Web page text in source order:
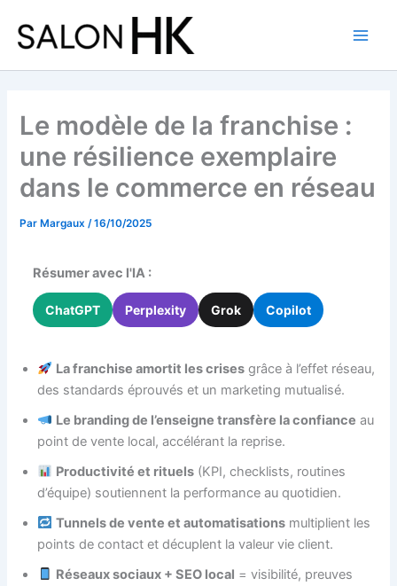
contenu
Le modèle de la franchise :
une résilience exemplaire
dans le commerce en réseau
ParMargaux /16/10/2025
Résumer avec l'IA :
ChatGPT Perplexity Grok Copilot
La franchise amortit les crises grâce à l’effet réseau,
des standards éprouvés et un marketing mutualisé.
Le branding de l’enseigne transfère la confiance au
point de vente local, accélérant la reprise.
Productivité et rituels (KPI, checklists, routines
d’équipe) soutiennent la performance au quotidien.
Tunnels de vente et automatisations multiplient les
points de contact et décuplent la valeur vie client.
Réseaux sociaux + SEO local = visibilité, preuves